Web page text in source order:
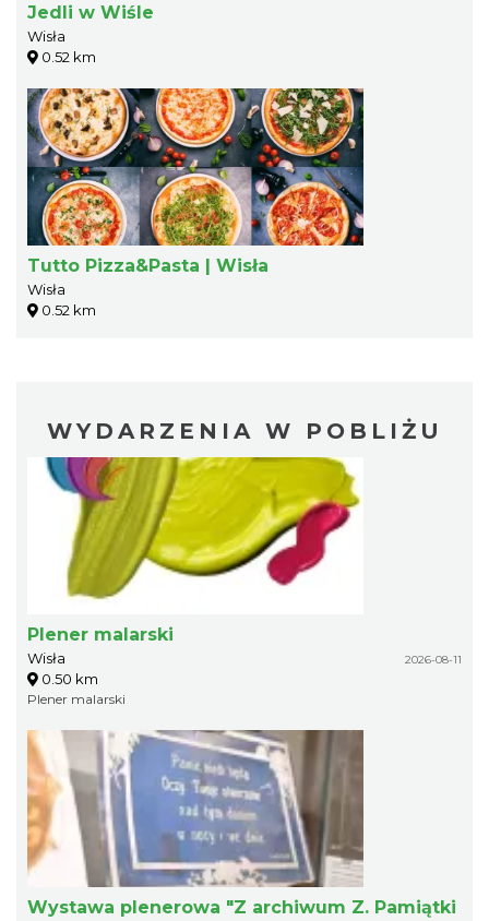
Jedli w Wiśle
Wisła
0.52 km
Tutto Pizza&Pasta | Wisła
Wisła
0.52 km
WYDARZENIA W POBLIŻU
Plener malarski
Wisła 2026-08-11
0.50 km
Plener malarski
Wystawa plenerowa "Z archiwum Z. Pamiątki